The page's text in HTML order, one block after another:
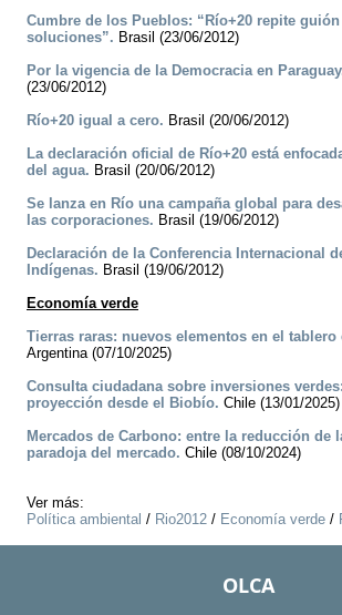
Cumbre de los Pueblos: “Río+20 repite
soluciones”. Brasil (23/06/2012)
Por la vigencia de la Democracia en
(23/06/2012)
Río+20 igual a cero. Brasil (20/06/2012)
La declaración oficial de Río+20 está
del agua. Brasil (20/06/2012)
Se lanza en Río una campaña global para
las corporaciones. Brasil (19/06/2012)
Declaración de la Conferencia Internacional
Indígenas. Brasil (19/06/2012)
Economía verde
Tierras raras: nuevos elementos en el
Argentina (07/10/2025)
Consulta ciudadana sobre inversiones
proyección desde el Biobío. Chile (13/01/2025)
Mercados de Carbono: entre la reducción de
paradoja del mercado. Chile (08/10/2024)
Ver más:
Política ambiental / Rio2012 / Economía verde /
OLCA